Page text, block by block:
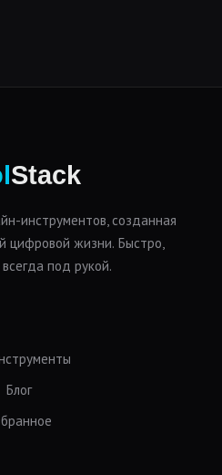
Stack
инструментов, созданная
цифровой жизни. Быстро,
под рукой.
Блог